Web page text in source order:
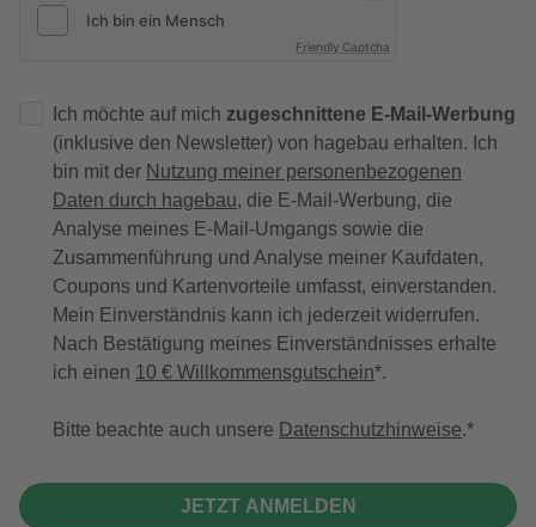
Friendly Captcha
Ich möchte auf mich zugeschnittene E-Mail-Werbung
(inklusive den Newsletter) von hagebau erhalten. Ich
bin mit der Nutzung meiner personenbezogenen
Daten durch hagebau, die E-Mail-Werbung, die
Analyse meines E-Mail-Umgangs sowie die
Zusammenführung und Analyse meiner Kaufdaten,
Coupons und Kartenvorteile umfasst, einverstanden.
Mein Einverständnis kann ich jederzeit widerrufen.
Nach Bestätigung meines Einverständnisses erhalte
ich einen 10 € Willkommensgutschein*.
Bitte beachte auch unsere Datenschutzhinweise.
JETZT ANMELDEN